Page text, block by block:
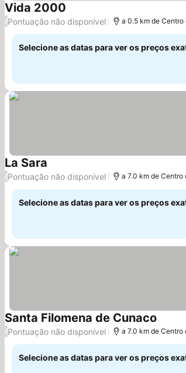
Vida 2000
/Pontuação não disponível a 0.5 km de Centro
Selecione as datas para ver os preços
La Sara
/Pontuação não disponível a 7.0 km de Centro
Selecione as datas para ver os preços
Santa Filomena de Cunaco
/Pontuação não disponível a 7.0 km de Centro
Selecione as datas para ver os preços